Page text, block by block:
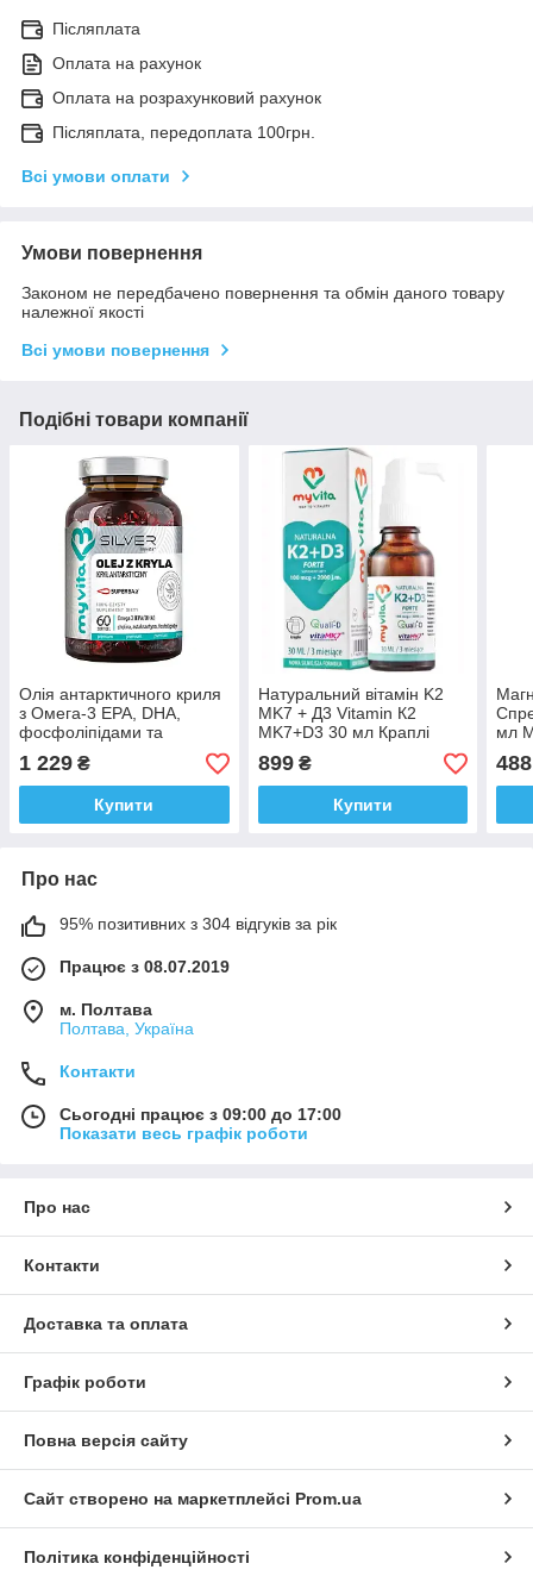
Післяплата
Оплата на рахунок
Оплата на розрахунковий рахунок
Післяплата, передоплата 100грн.
Всі умови оплати
Умови повернення
Законом не передбачено повернення та обмін даного товару
належної якості
Всі умови повернення
Подібні товари компанії
Олія антарктичного криля
з Омега-3 EPA, DHA,
фосфоліпідами та
астаксантином, MyVita
Silver Krill Oil 60 капсул
Доставка з ЄС
1 229 ₴
Купити
Натуральний вітамін K2
MK7 + Д3 Vitamin К2
MK7+D3 30 мл Краплі
MyVita Польща Доставка з
ЄС
899₴
Купити
мл
488
Про нас
95% позитивних з 304 відгуків за рік
Працює з 08.07.2019
м. Полтава
Полтава, Україна
Контакти
Сьогодні працює з 09:00 до 17:00
Показати весь графік роботи
Про нас
Контакти
Доставка та оплата
Графік роботи
Повна версія сайту
Сайт створено на маркетплейсі Prom.ua
Політика конфіденційності